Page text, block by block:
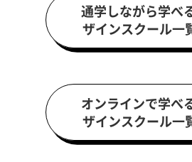
通学しながら学べ
ザインスクール一
オンラインで学べ
ザインスクール一